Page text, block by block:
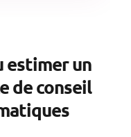
estimer un
de conseil